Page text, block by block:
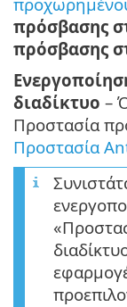
πρόσβασης
πρόσβασης
διαδίκτυο –
Προστασία
Προστασία